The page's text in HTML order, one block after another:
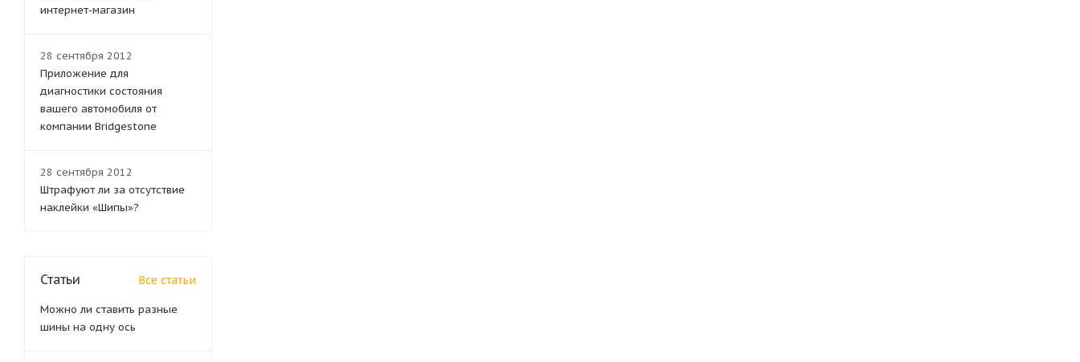
интернет-магазин
28 сентября 2012
Приложение для
диагностики состояния
вашего автомобиля от
компании Bridgestone
28 сентября 2012
Штрафуют ли за отсутствие
наклейки «Шипы»?
Статьи Все статьи
Можно ли ставить разные
шины на одну ось